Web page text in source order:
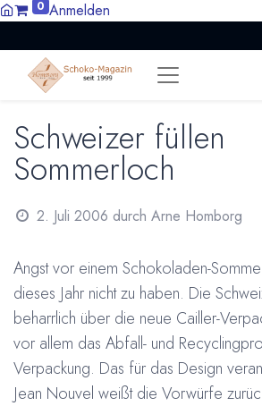
0 Anmelden
Schweizer füllen
Sommerloch
2. Juli 2006 durch Arne Homborg
Angst vor einem Schokoladen-
dieses Jahr nicht zu haben. Die
beharrlich über die neue Cailler-
vor allem das Abfall- und
Verpackung. Das für das Design
Jean Nouvel weißt die Vorwürfe